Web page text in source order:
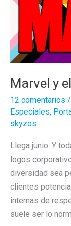
III):
Factor-
Marvel y
12 comentarios /
Especiales,
skyzos
Llega junio. Y
logos
diversidad sea
clientes
internas de
suele ser lo